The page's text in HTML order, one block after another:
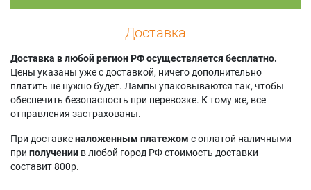
Доставка
Доставка в любой регион РФ осуществляется бесплатно.
Цены указаны уже с доставкой, ничего дополнительно
платить не нужно будет. Лампы упаковываются так, чтобы
обеспечить безопасность при перевозке. К тому же, все
отправления застрахованы.
При доставкеналоженным платежом с оплатой наличными
при получении в любой город РФ стоимость доставки
составит 800р.